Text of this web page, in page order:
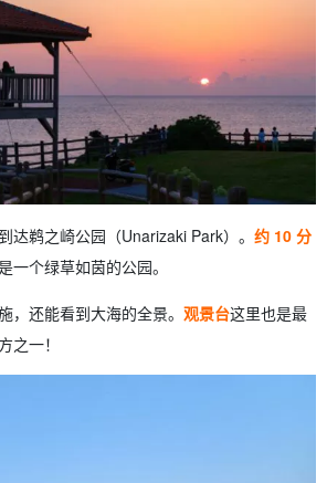
达鹈之崎公园（Unarizaki Park）。 约 10 分
一个绿草如茵的公园。
，还能看到大海的全景。 观景台这里也是最
之一！